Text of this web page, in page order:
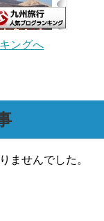
ングへ
ませんでした。